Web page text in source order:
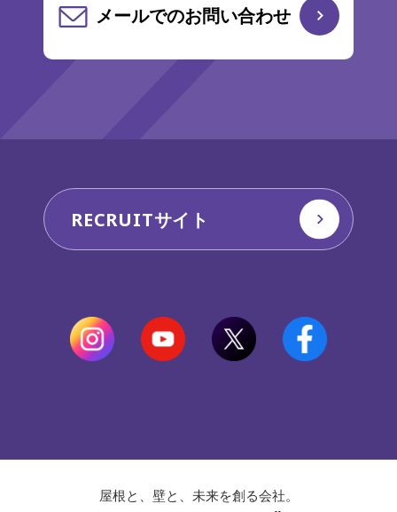
メールでのお問い合わせ
RECRUITサイト
屋根と、壁と、未来を創る会社。